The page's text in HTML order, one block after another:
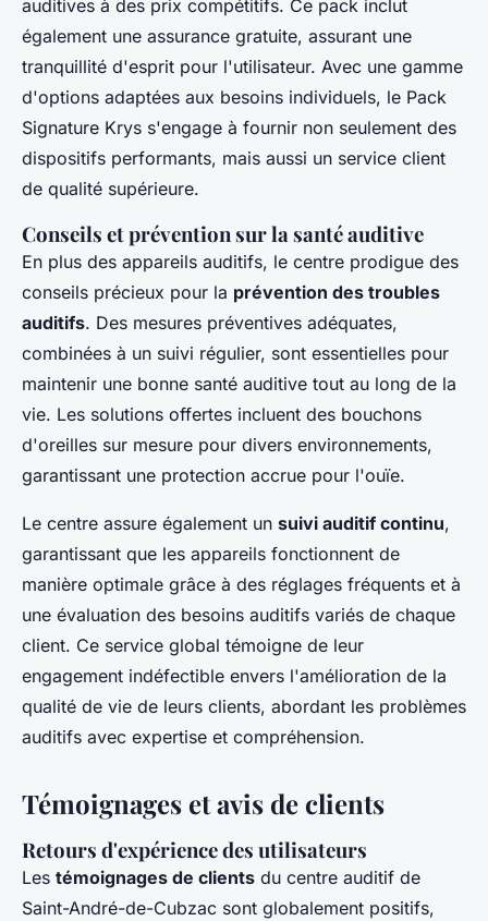
auditives à des prix compétitifs. Ce pack inclut
également une assurance gratuite, assurant une
tranquillité d'esprit pour l'utilisateur. Avec une gamme
d'options adaptées aux besoins individuels, le Pack
Signature Krys s'engage à fournir non seulement des
dispositifs performants, mais aussi un service client
de qualité supérieure.
Conseils et prévention sur la santé auditive
En plus des appareils auditifs, le centre prodigue des
conseils précieux pour la prévention des troubles
auditifs. Des mesures préventives adéquates,
combinées à un suivi régulier, sont essentielles pour
maintenir une bonne santé auditive tout au long de la
vie. Les solutions offertes incluent des bouchons
d'oreilles sur mesure pour divers environnements,
garantissant une protection accrue pour l'ouïe.
Le centre assure également un suivi auditif continu,
garantissant que les appareils fonctionnent de
manière optimale grâce à des réglages fréquents et à
une évaluation des besoins auditifs variés de chaque
client. Ce service global témoigne de leur
engagement indéfectible envers l'amélioration de la
qualité de vie de leurs clients, abordant les problèmes
auditifs avec expertise et compréhension.
Témoignages et avis de clients
Retours d'expérience des utilisateurs
Les témoignages de clients du centre auditif de
Saint-André-de-Cubzac sont globalement positifs,